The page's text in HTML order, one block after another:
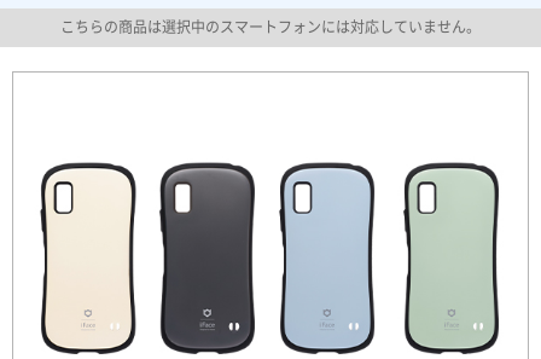
こちらの商品は選択中のスマートフォンには対応していません。